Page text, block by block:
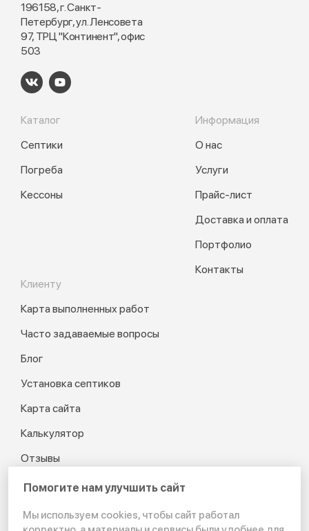
196158, г. Санкт-
Петербург, ул. Ленсовета
97, ТРЦ "Континент", офис
503
Каталог
Септики
Погреба
Кессоны
Информация
О нас
Услуги
Прайс-лист
Доставка и оплата
Портфолио
Контакты
Клиенту
Карта выполненных работ
Часто задаваемые вопросы
Блог
Установка септиков
Карта сайта
Калькулятор
Отзывы
© 2012-2026 Канализация
Помогите нам улучшить сайт
Мы используем cookies, чтобы сайт работал